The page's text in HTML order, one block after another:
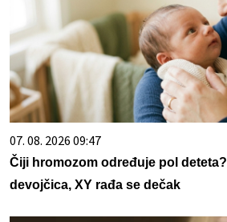
07. 08. 2026 09:47
Čiji hromozom određuje pol
devojčica, XY rađa se dečak